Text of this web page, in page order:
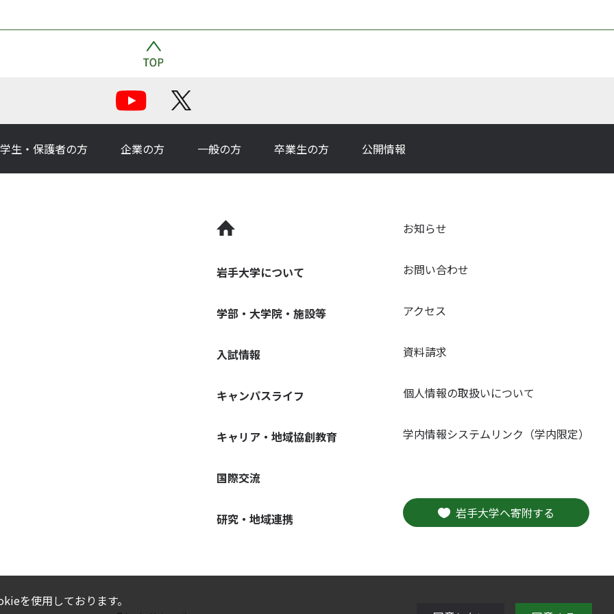
生・保護者の方 企業の方 一般の方 卒業生の方 公開情報
岩手大学について
学部・大学院・施設等
入試情報
キャンパスライフ
キャリア・地域協創教育
国際交流
研究・地域連携
お知らせ
お問い合わせ
アクセス
資料請求
個人情報の取扱いについて
学内情報システムリンク（学内限定）
岩手大学へ寄附する
を使用しております。